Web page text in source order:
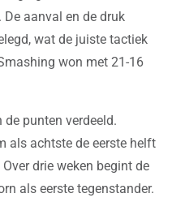
aanval en de druk
wat de juiste tactiek
won met 21-16
punten verdeeld.
als achtste de eerste helft
drie weken begint de
als eerste tegenstander.